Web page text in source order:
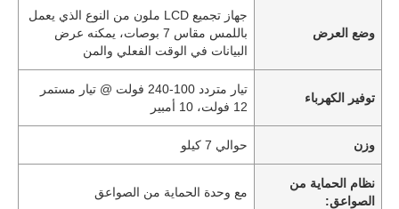
وضع العرض
جهاز تجميع LCD ملون من النوع الذي يعمل
باللمس مقاس 7 بوصات، يمكنه عرض
البيانات في الوقت الفعلي والمن
توفير الكهرباء
تيار متردد 100-240 فولت @ تيار مستمر
12 فولت، 10 أمبير
وزن حوالي 7 كيلو
نظام الحماية من
الصواعق:
مع وحدة الحماية من الصواعق